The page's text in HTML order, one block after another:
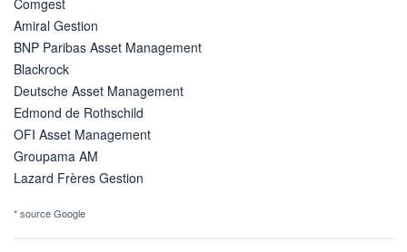
Amiral Gestion
BNP Paribas Asset Management
Blackrock
Deutsche Asset Management
Edmond de Rothschild
OFI Asset Management
Groupama AM
Lazard Frères Gestion
* source Google